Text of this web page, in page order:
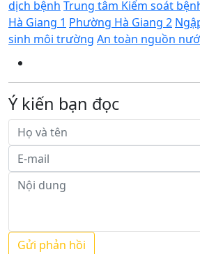
dịch bệnh Trung tâm Kiểm soát
Hà Giang 1 Phường Hà Giang 2
sinh môi trường An toàn nguồn
Ý kiến bạn đọc